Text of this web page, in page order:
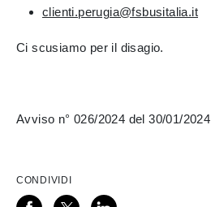
clienti.perugia@fsbusitalia.it
Ci scusiamo per il disagio.
Avviso n° 026/2024 del 30/01/2024
CONDIVIDI